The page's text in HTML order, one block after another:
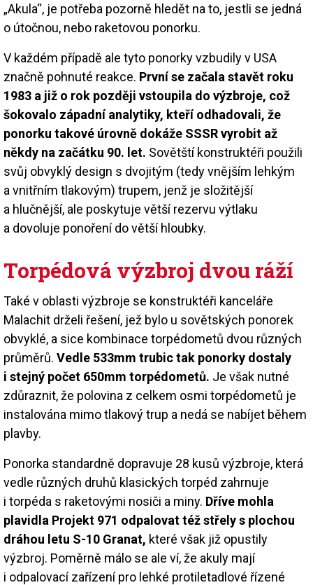
„Akula“, je potřeba pozorně hledět na to, jestli se jedná
o útočnou, nebo raketovou ponorku.
V každém případě ale tyto ponorky vzbudily v USA
značně pohnuté reakce. První se začala stavět roku
1983 a již o rok později vstoupila do výzbroje, což
šokovalo západní analytiky, kteří odhadovali, že
ponorku takové úrovně dokáže SSSR vyrobit až
někdy na začátku 90. let. Sovětští konstruktéři použili
svůj obvyklý design s dvojitým (tedy vnějším lehkým
a vnitřním tlakovým) trupem, jenž je složitější
a hlučnější, ale poskytuje větší rezervu výtlaku
a dovoluje ponoření do větší hloubky.
Torpédová výzbroj dvou ráží
Také v oblasti výzbroje se konstruktéři kanceláře
Malachit drželi řešení, jež bylo u sovětských ponorek
obvyklé, a sice kombinace torpédometů dvou různých
průměrů. Vedle 533mm trubic tak ponorky dostaly
i stejný počet 650mm torpédometů. Je však nutné
zdůraznit, že polovina z celkem osmi torpédometů je
instalována mimo tlakový trup a nedá se nabíjet během
plavby.
Ponorka standardně dopravuje 28 kusů výzbroje, která
vedle různých druhů klasických torpéd zahrnuje
i torpéda s raketovými nosiči a miny. Dříve mohla
plavidla Projekt 971 odpalovat též střely s plochou
dráhou letu S-10 Granat, které však již opustily
výzbroj. Poměrně málo se ale ví, že akuly mají
i odpalovací zařízení pro lehké protiletadlové řízené